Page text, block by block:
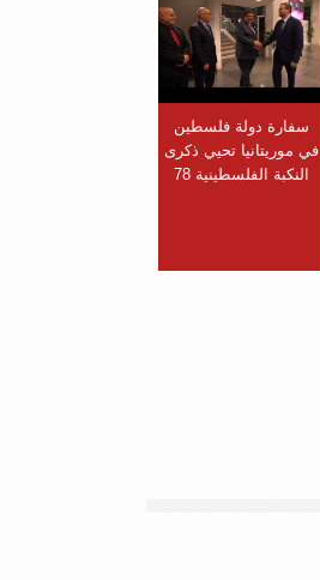
سفارة دولة فلسطين
في موريتانيا تحيي ذكرى
النكبة الفلسطينية 78